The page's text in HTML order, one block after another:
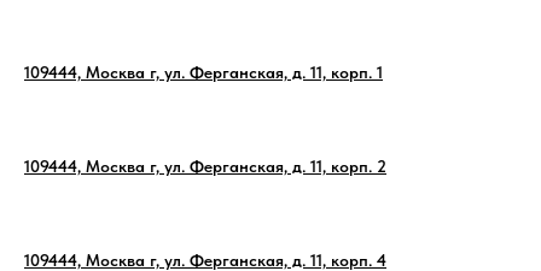
109444, Москва г, ул. Ферганская, д. 11, корп. 1
109444, Москва г, ул. Ферганская, д. 11, корп. 2
109444, Москва г, ул. Ферганская, д. 11, корп. 4